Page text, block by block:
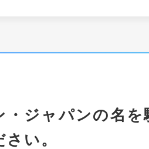
・ジャパンの名
さい。